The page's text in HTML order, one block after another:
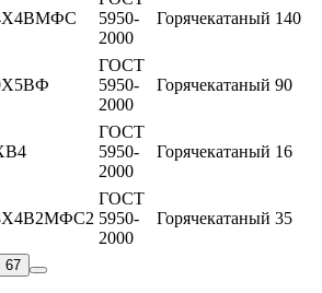
5950-
2000
Горячекатаный 140
ГОСТ
5950-
2000
Горячекатаный 90
ГОСТ
5950-
2000
Горячекатаный 16
ГОСТ
5950-
2000
Горячекатаный 35
67